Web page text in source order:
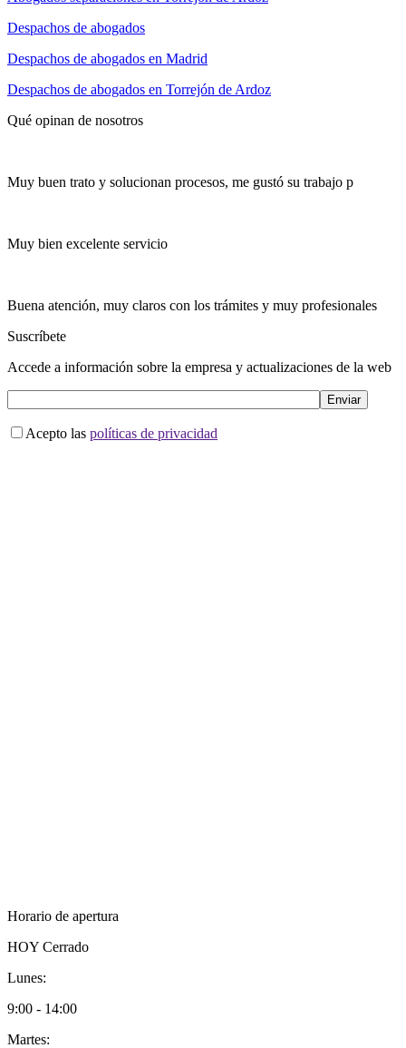
Despachos de abogados
Despachos de abogados en Madrid
Despachos de abogados en Torrejón de Ardoz
Qué opinan de nosotros
Muy buen trato y solucionan procesos, me gustó su trabajo p
Muy bien excelente servicio
Buena atención, muy claros con los trámites y muy profesionales
Suscríbete
Accede a información sobre la empresa y actualizaciones de la web
Acepto las políticas de privacidad
Horario de apertura
HOY Cerrado
Lunes:
9:00 - 14:00
Martes: